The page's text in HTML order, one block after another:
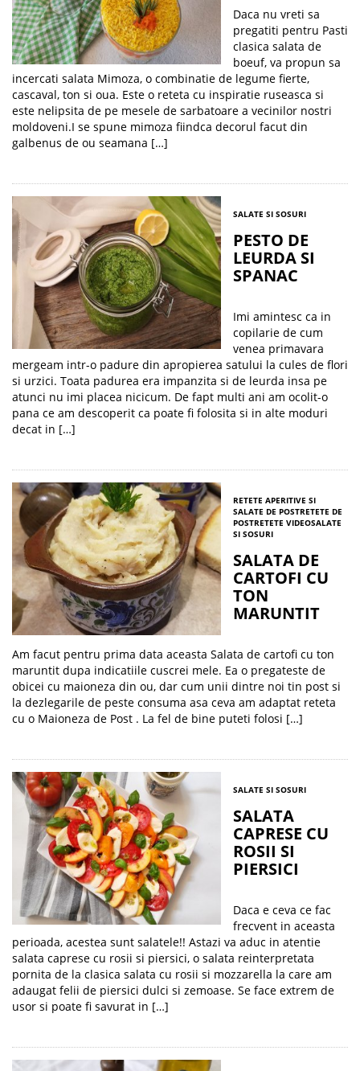
Daca nu vreti sa
pregatiti pentru Pasti
clasica salata de
boeuf, va propun sa
incercati salata Mimoza, o combinatie de legume fierte,
cascaval, ton si oua. Este o reteta cu inspiratie ruseasca si
este nelipsita de pe mesele de sarbatoare a vecinilor nostri
moldoveni.I se spune mimoza fiindca decorul facut din
galbenus de ou seamana […]
SALATE SI SOSURI
PESTO DE
LEURDA SI
SPANAC
Imi amintesc ca in
copilarie de cum
venea primavara
mergeam intr-o padure din apropierea satului la cules de flori
si urzici. Toata padurea era impanzita si de leurda insa pe
atunci nu imi placea nicicum. De fapt multi ani am ocolit-o
pana ce am descoperit ca poate fi folosita si in alte moduri
decat in […]
RETETE APERITIVE SI
SALATE DE POSTRETETE DE
POSTRETETE VIDEOSALATE
SI SOSURI
SALATA DE
CARTOFI CU
TON
MARUNTIT
Am facut pentru prima data aceasta Salata de cartofi cu ton
maruntit dupa indicatiile cuscrei mele. Ea o pregateste de
obicei cu maioneza din ou, dar cum unii dintre noi tin post si
la dezlegarile de peste consuma asa ceva am adaptat reteta
cu o Maioneza de Post . La fel de bine puteti folosi […]
SALATE SI SOSURI
SALATA
CAPRESE CU
ROSII SI
PIERSICI
Daca e ceva ce fac
frecvent in aceasta
perioada, acestea sunt salatele!! Astazi va aduc in atentie
salata caprese cu rosii si piersici, o salata reinterpretata
pornita de la clasica salata cu rosii si mozzarella la care am
adaugat felii de piersici dulci si zemoase. Se face extrem de
usor si poate fi savurat in […]